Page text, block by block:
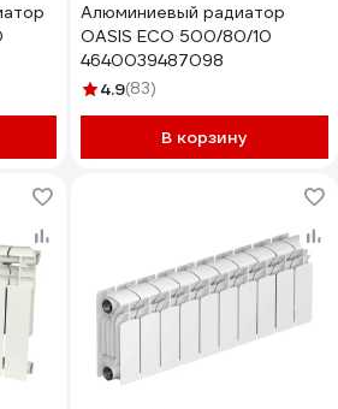
Алюминиевый радиатор
OASIS ECO 500/80/10
4640039487098
4.9(83)
В корзину